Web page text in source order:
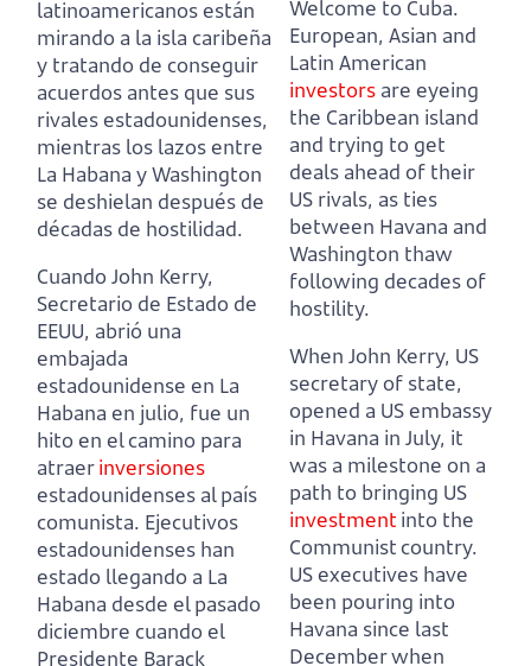
latinoamericanos están
mirando a la isla caribeña
y tratando de conseguir
acuerdos antes que sus
rivales estadounidenses,
mientras los lazos entre
La Habana y Washington
se deshielan después de
décadas de hostilidad.
Cuando John Kerry,
Secretario de Estado de
EEUU, abrió una
embajada
estadounidense en La
Habana en julio, fue un
hito en el camino para
atraerinversiones
estadounidenses al país
comunista. Ejecutivos
estadounidenses han
estado llegando a La
Habana desde el pasado
diciembre cuando el
Presidente Barack
Welcome to Cuba.
European, Asian and
Latin American
investors are eyeing
the Caribbean island
and trying to get
deals ahead of their
US rivals, as ties
between Havana and
Washington thaw
following decades of
hostility.
When John Kerry, US
secretary of state,
opened a US embassy
in Havana in July, it
was a milestone on a
path to bringing US
investment into the
Communist country.
US executives have
been pouring into
Havana since last
December when